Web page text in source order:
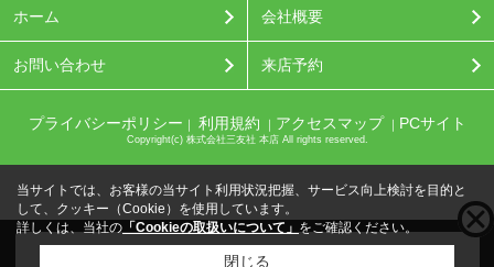
ホーム 会社概要
お問い合わせ 来店予約
プライバシーポリシー ｜ 利用規約 ｜ アクセスマップ ｜ PCサイト
Copyright(c) 株式会社三友社 本店 All rights reserved.
こちらの物件をご覧の方にお勧めな物件
当サイトでは、お客様の当サイト利用状況把握、サービス向上検討を目的と
して、クッキー（Cookie）を使用しています。
詳しくは、当社の 「Cookieの取扱いについて」 をご確認ください。
閉じる